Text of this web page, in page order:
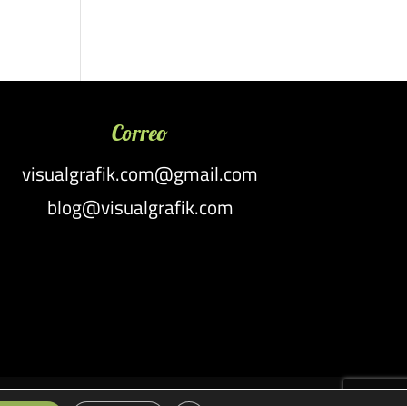
Correo
visualgrafik.com@gmail.com
blog@visualgrafik.com